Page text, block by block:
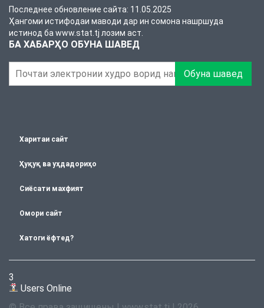
Последнее обновление сайта: 11.05.2025
Ҳангоми истифодаи маводи дар ин сомона нашршуда
истинод ба www.stat.tj лозим аст.
БА ХАБАРҲО ОБУНА ШАВЕД
Обуна шавед
Харитаи сайт
Ҳуқуқ ва уҳдадориҳо
Сиёсати махфият
Омори сайт
Хатоги ёфтед?
3
Users Online